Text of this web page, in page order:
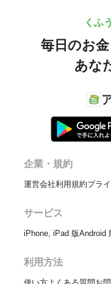
くふ
毎日のお金
あな
企業・規約
運営会社利用規約プラ
サービス
iPhone, iPad 版Android
利用方法